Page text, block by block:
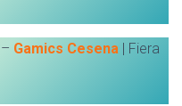
Gamics Cesena | Fiera